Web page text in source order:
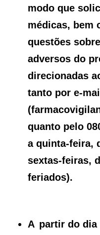
modo que
médicas, bem
questões
adversos do
direcionadas
tanto por e-mail
quanto pelo
a quinta-feira,
sextas-feiras,
feriados).
A partir do dia